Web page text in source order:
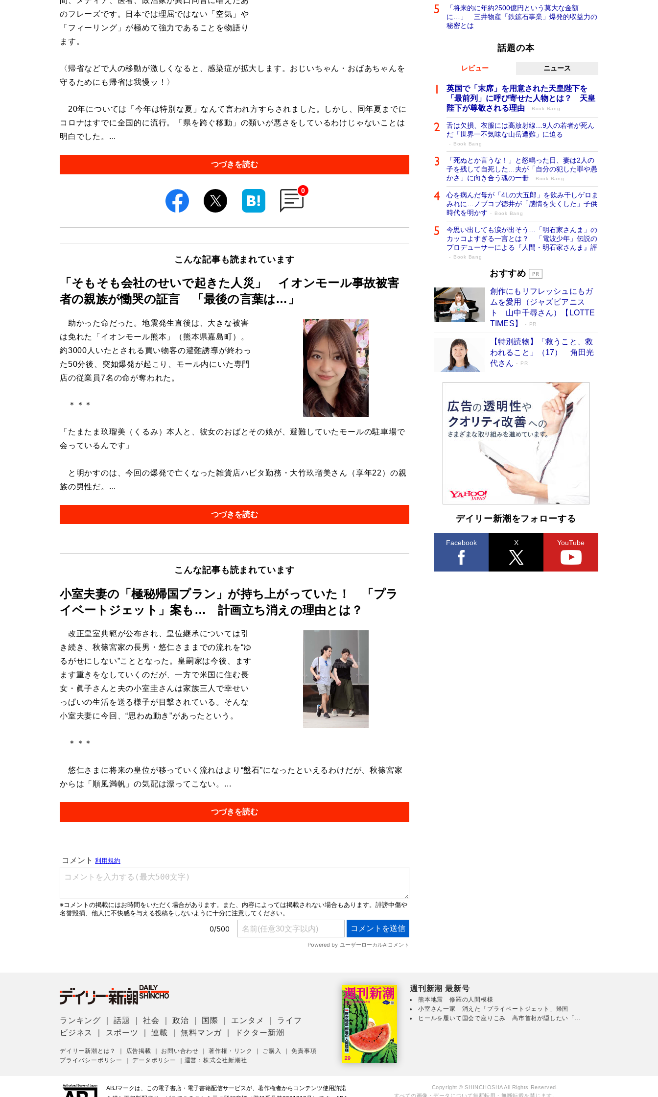
のフレーズです。日本では理屈ではない「空気」や
「フィーリング」が極めて強力であることを物語り
ます。
〈帰省などで人の移動が激しくなると、感染症が拡大します。おじいちゃん・おばあちゃんを
守るためにも帰省は我慢ッ！〉
20年については「今年は特別な夏」なんて言われ方すらされました。しかし、同年夏までに
コロナはすでに全国的に流行。「県を跨ぐ移動」の類いが悪さをしているわけじゃないことは
明白でした。...
つづきを読む
0
こんな記事も読まれています
「そもそも会社のせいで起きた人災」 イオンモール事故被害
者の親族が慟哭の証言 「最後の言葉は…」
助かった命だった。地震発生直後は、大きな被害
は免れた「イオンモール熊本」（熊本県嘉島町）。
約3000人いたとされる買い物客の避難誘導が終わっ
た50分後、突如爆発が起こり、モール内にいた専門
店の従業員7名の命が奪われた。
＊＊＊
「たまたま玖瑠美（くるみ）本人と、彼女のおばとその娘が、避難していたモールの駐車場で
会っているんです」
と明かすのは、今回の爆発で亡くなった雑貨店ハビタ勤務・大竹玖瑠美さん（享年22）の親
族の男性だ。...
つづきを読む
こんな記事も読まれています
小室夫妻の「極秘帰国プラン」が持ち上がっていた！ 「プラ
イベートジェット」案も… 計画立ち消えの理由とは？
改正皇室典範が公布され、皇位継承については引
き続き、秋篠宮家の長男・悠仁さままでの流れを“ゆ
るがせにしない”こととなった。皇嗣家は今後、ます
ます重きをなしていくのだが、一方で米国に住む長
女・眞子さんと夫の小室圭さんは家族三人で幸せい
っぱいの生活を送る様子が目撃されている。そんな
小室夫妻に今回、“思わぬ動き”があったという。
＊＊＊
悠仁さまに将来の皇位が移っていく流れはより“盤石”になったといえるわけだが、秋篠宮家
からは「順風満帆」の気配は漂ってこない。...
つづきを読む
「将来的に年約2500億円という莫大な金額
に…」 三井物産「鉄鉱石事業」爆発的収益力の
秘密とは
話題の本
レビュー ニュース
英国で「末席」を用意された天皇陛下を
「最前列」に呼び寄せた人物とは？ 天皇
陛下が尊敬される理由
Book Bang
舌は欠損、衣服には高放射線…9人の若者が死ん
だ「世界一不気味な山岳遭難」に迫る
Book Bang
「死ぬとか言うな！」と怒鳴った日、妻は2人の
子を残して自死した…夫が「自分の犯した罪や愚
かさ」に向き合う魂の一冊
Book Bang
心を病んだ母が「4Lの大五郎」を飲み干しゲロま
みれに…ノブコブ徳井が「感情を失くした」子供
時代を明かす
Book Bang
今思い出しても涙が出そう…「明石家さんま」の
カッコよすぎる一言とは？ 「電波少年」伝説の
プロデューサーによる『人間・明石家さんま』評
Book Bang
「宇宙兄弟」最終46巻がベストセラー1
物語に幕 特装版には「宇宙で描かれたマ
ンガ」も収録
Book Bang
美輪明宏 晩年の回答を集めた『ほほえんで生き
るための人生相談』がランクイン［エンターテイ
メントベストセラー］
Book Bang
「『火垂るの墓』は、大嘘である」原作者が抱き
続けた“自責の念”とは…「自己憐憫は描きたくな
い」監督が徹底的にこだわったこと（後編） #
戦争の記憶
Book Bang
皇室はなぜ世界から尊敬されているのか？ 「天
皇陛下はお元気でおられるか」がサウジ国王の第
一声になる理由
Book Bang
東野圭吾、伊坂幸太郎の人気シリーズ最新作どち
らも文庫化 映画化された直木賞受賞作もランク
イン［文庫ベストセラー］
Book Bang
おすすめ
創作にもリフレッシュにもガ
ムを愛用（ジャズピアニス
ト 山中千尋さん）【LOTTE
TIMES】
PR
【特別読物】「救うこと、救
われること」（17） 角田光
代さん
PR
デイリー新潮をフォローする
Facebook X YouTube
ランキング ｜話題 ｜社会 ｜政治 国際 エンタメ
ライフ
ビジネス
スポーツ ｜連載 ｜無料マンガ ドクター新潮
デイリー新潮とは？ 広告掲載 お問い合わせ ｜著作権・リンク ご購入 ｜免責事項
プライバシーポリシー
｜データポリシー 運営：株式会社新潮社
週刊新潮 最新号
熊本地震 修羅の人間模様
小室さん一家 消えた「プライベートジェット」帰国
ヒールを履いて国会で座りこみ 高市首相が隠したい「...
ABJマークは、この電子書店・電子書籍配信サービスが、著作権者からコンテンツ使用許諾
Copyright © SHINCHOSHA All Rights Reserved.
すべての画像・データについて無断転用・無断転載を禁じます。